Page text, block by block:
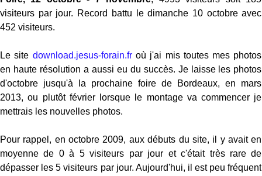
visiteurs par jour. Record battu le dimanche 10 octobre avec
452 visiteurs.
Le site download.jesus-forain.froù j'ai mis toutes mes photos
en haute résolution a aussi eu du succès. Je laisse les photos
d'octobre jusqu'à la prochaine foire de Bordeaux, en mars
2013, ou plutôt février lorsque le montage va commencer je
mettrais les nouvelles photos.
Pour rappel, en octobre 2009, aux débuts du site, il y avait en
moyenne de 0 à 5 visiteurs par jour et c'était très rare de
dépasser les 5 visiteurs par jour. Aujourd'hui, il est peu fréquent